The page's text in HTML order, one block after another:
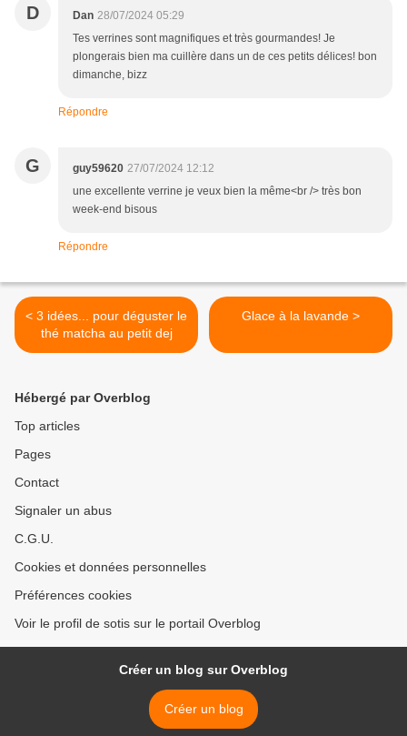
D Dan 28/07/2024 05:29
Tes verrines sont magnifiques et très gourmandes! Je
plongerais bien ma cuillère dans un de ces petits délices! bon
dimanche, bizz
Répondre
G guy59620 27/07/2024 12:12
une excellente verrine je veux bien la même<br /> très bon
week-end bisous
Répondre
< 3 idées... pour déguster le
thé matcha au petit dej
Glace à la lavande >
Hébergé par Overblog
Top articles
Pages
Contact
Signaler un abus
C.G.U.
Cookies et données personnelles
Préférences cookies
Voir le profil de sotis sur le portail Overblog
Créer un blog sur Overblog
Créer un blog